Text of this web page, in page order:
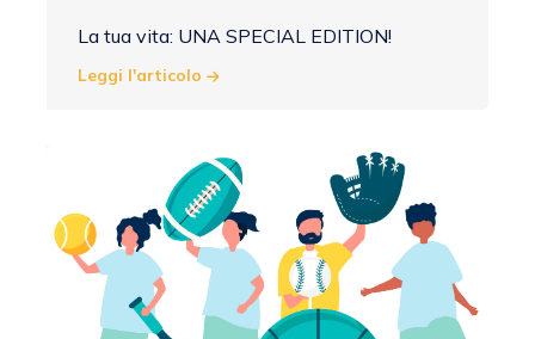
La tua vita: UNA SPECIAL EDITION!
Leggi l'articolo